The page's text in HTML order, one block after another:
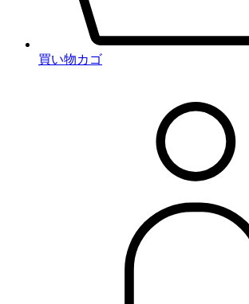
買い物カゴ